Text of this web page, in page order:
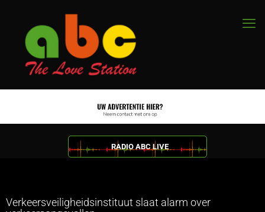
RADIO ABC LIVE
Verkeersveiligheidsinstituut slaat alarm over